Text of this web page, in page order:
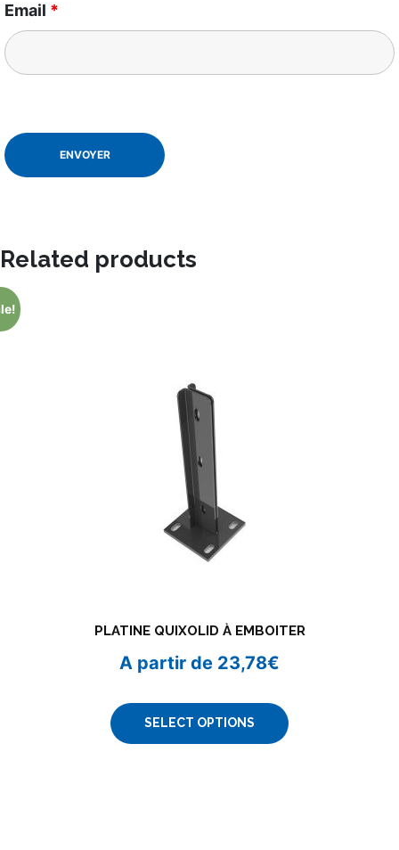
Email *
Related products
PLATINE QUIXOLID À EMBOITER
A partir de 23,78€
SELECT OPTIONS